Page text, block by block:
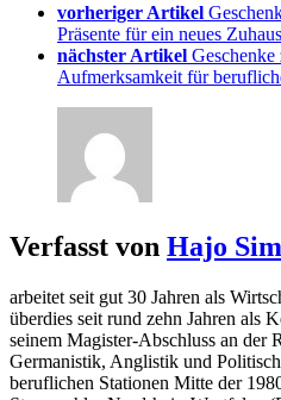
vorheriger Artikel
Präsente für ein neues
nächster Artikel
Aufmerksamkeit für
Verfasst von Hajo
arbeitet seit gut 30 Jahren als
überdies seit rund zehn Jahren als
seinem Magister-Abschluss an der
Germanistik, Anglistik und
beruflichen Stationen Mitte der